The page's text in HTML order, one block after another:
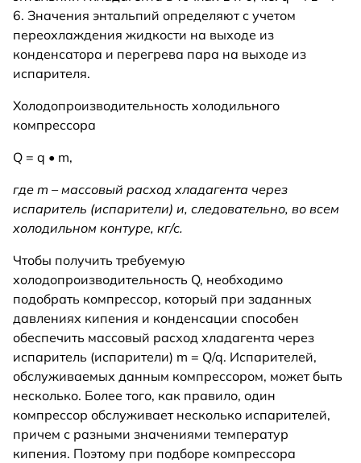
6. Значения энтальпий определяют с учетом
переохлаждения жидкости на выходе из
конденсатора и перегрева пара на выходе из
испарителя.
Холодопроизводительность холодильного
компрессора
Q = q • m,
где m – массовый расход хладагента через
испаритель (испарители) и, следовательно, во всем
холодильном контуре, кг/с.
Чтобы получить требуемую
холодопроизводительность Q, необходимо
подобрать компрессор, который при заданных
давлениях кипения и конденсации способен
обеспечить массовый расход хладагента через
испаритель (испарители) m = Q/q. Испарителей,
обслуживаемых данным компрессором, может быть
несколько. Более того, как правило, один
компрессор обслуживает несколько испарителей,
причем с разными значениями температур
кипения. Поэтому при подборе компрессора